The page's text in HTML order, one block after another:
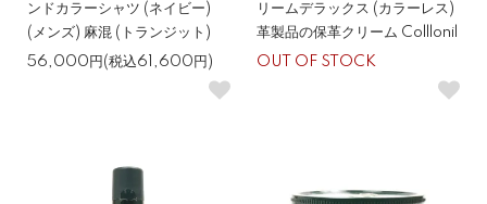
ンドカラーシャツ (ネイビー)
(メンズ) 麻混 (トランジット)
56,000円(税込61,600円)
リームデラックス (カラーレス)
革製品の保革クリーム Colllonil
OUT OF STOCK